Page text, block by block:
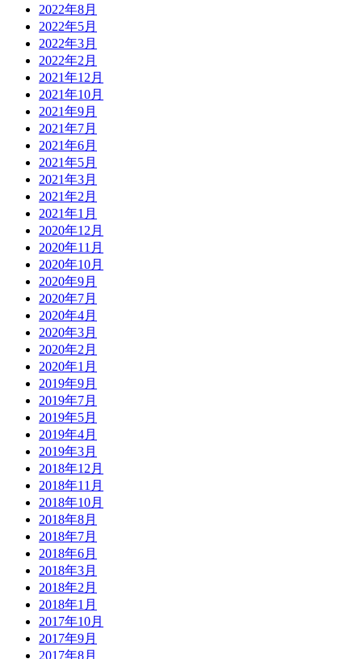
2022年8月
2022年5月
2022年3月
2022年2月
2021年12月
2021年10月
2021年9月
2021年7月
2021年6月
2021年5月
2021年3月
2021年2月
2021年1月
2020年12月
2020年11月
2020年10月
2020年9月
2020年7月
2020年4月
2020年3月
2020年2月
2020年1月
2019年9月
2019年7月
2019年5月
2019年4月
2019年3月
2018年12月
2018年11月
2018年10月
2018年8月
2018年7月
2018年6月
2018年3月
2018年2月
2018年1月
2017年10月
2017年9月
2017年8月